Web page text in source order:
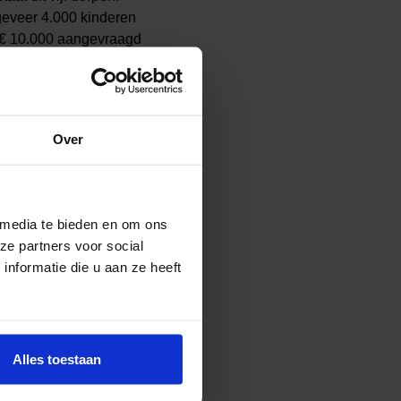
Over
te bieden en om ons
partners voor social
die u aan ze heeft
Alles toestaan
4.000 kinderen
10.000 aangevraagd
Fijnaart,
in deze gemeente
contributie, lesgeld
ervoor.